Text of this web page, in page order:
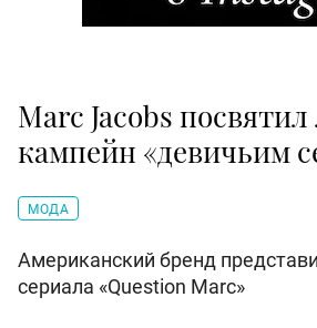
Marc Jacobs
кампейн «девичьим
МОДА
Американский бренд
сериала «Question Marc»